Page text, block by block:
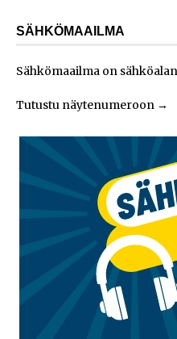
SÄHKÖMAAILMA
Sähkömaailma on
Tutustu näytenumeroon →